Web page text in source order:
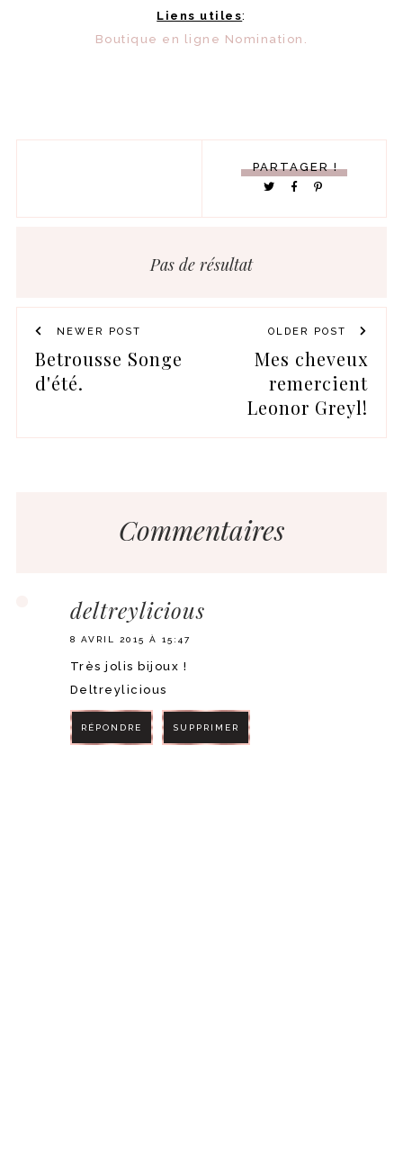
Liens utiles:
Boutique en ligne Nomination.
PARTAGER !
Pas de résultat
NEWER POST
Betrousse Songe
d'été.
OLDER POST
Mes cheveux
remercient
Leonor Greyl!
Commentaires
deltreylicious
8 AVRIL 2015 À 15:47
Très jolis bijoux !
Deltreylicious
RÉPONDRE SUPPRIMER